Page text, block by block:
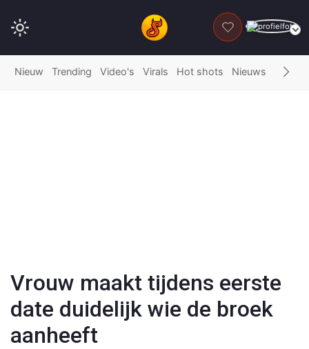
DONEER
Nieuw Trending Video's Virals Hot shots Nieuws Fails
Vrouw maakt tijdens eerste
date duidelijk wie de broek
aanheeft